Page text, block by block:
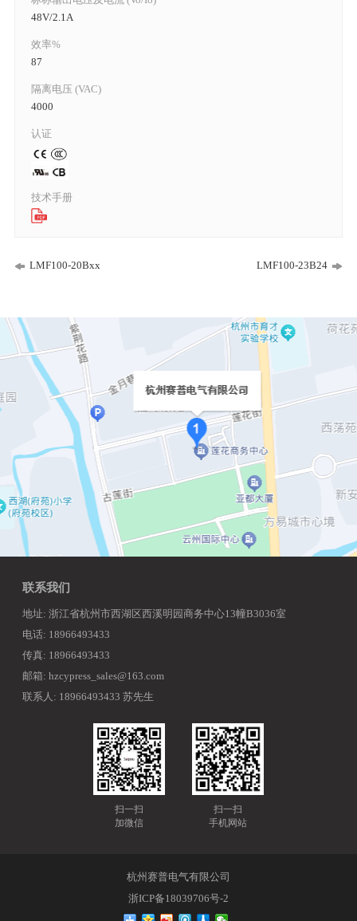
48V/2.1A
效率%
87
隔离电压 (VAC)
4000
认证
技术手册
LMF100-20Bxx LMF100-23B24
联系我们
地址: 浙江省杭州市西湖区西溪明园商务中心13幢B3036室
电话: 18966493433
传真: 18966493433
邮箱: hzcypress_sales@163.com
联系人: 18966493433 苏先生
扫一扫
加微信
扫一扫
手机网站
杭州赛普电气有限公司
浙ICP备18039706号-2